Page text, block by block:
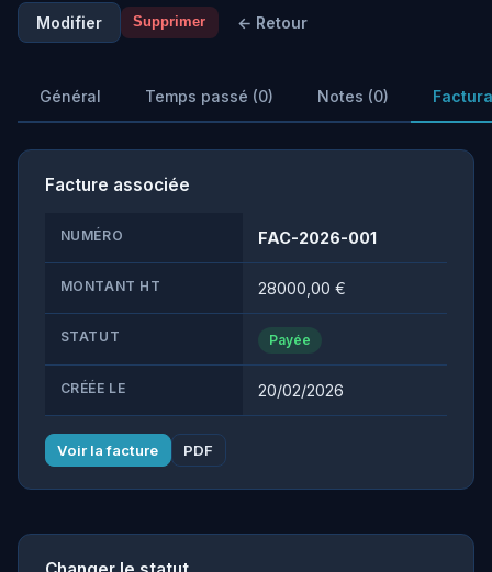
Modifier Supprimer ← Retour
Général Temps passé (0) Notes (0)
Facture associée
NUMÉRO FAC-2026-001
MONTANT HT 28000,00 €
STATUT Payée
CRÉÉE LE 20/02/2026
Voir la facture PDF